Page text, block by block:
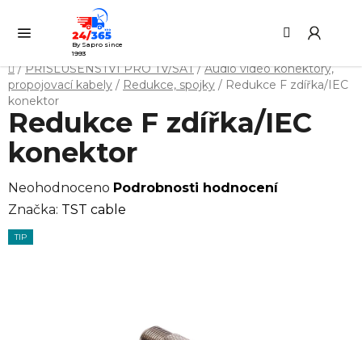
obsah
By Sapro since
1993
Domů
/ PŘÍSLUŠENSTVÍ PRO TV/SAT / Audio video konektory,
propojovací kabely / Redukce, spojky / Redukce F zdířka/IEC
konektor
Redukce F zdířka/IEC
konektor
Průměrné
hodnocení
produktu
Neohodnoceno Podrobnosti hodnocení
Značka: TST cable
TIP